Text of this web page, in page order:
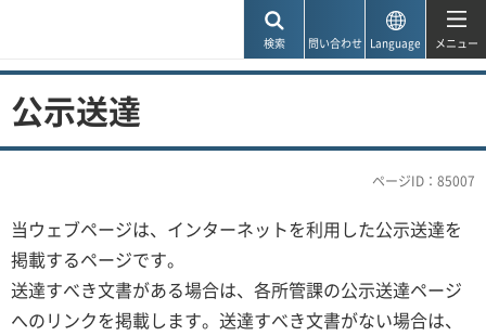
検索 問い合わせ Language メニュー
公示送達
ページID：85007
当ウェブページは、インターネットを利用した公示送達を
掲載するページです。
送達すべき文書がある場合は、各所管課の公示送達ページ
へのリンクを掲載します。送達すべき文書がない場合は、